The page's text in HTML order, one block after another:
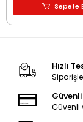
Sepete
Hızlı
Güvenli
Güvenli